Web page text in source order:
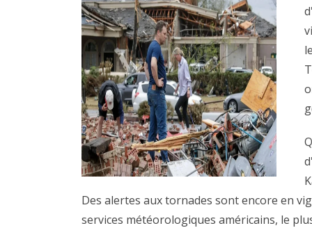
Des alertes aux tornades sont encore en
services météorologiques américains, le